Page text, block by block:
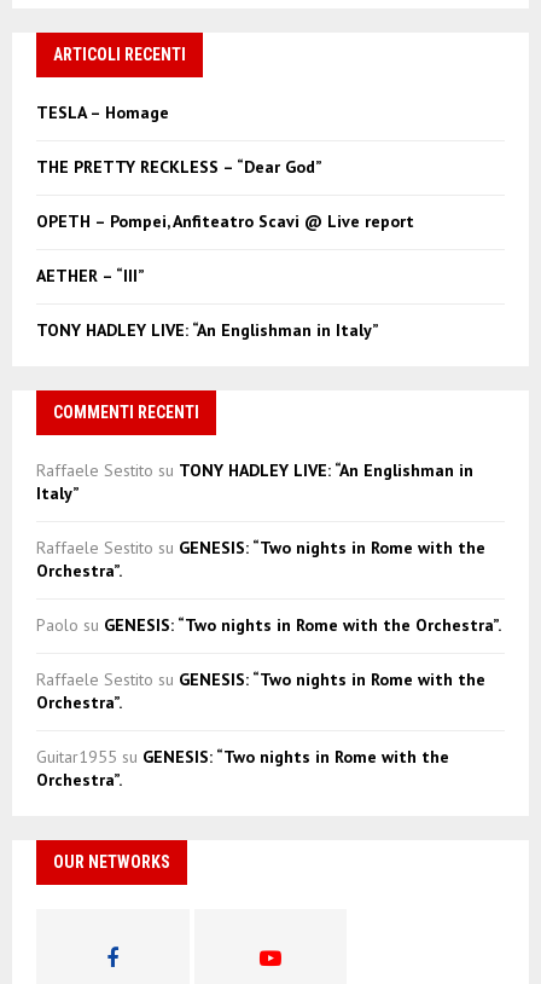
h
o
ARTICOLI RECENTI
TESLA – Homage
THE PRETTY RECKLESS – “Dear God”
OPETH – Pompei, Anfiteatro Scavi @ Live report
AETHER – “III”
TONY HADLEY LIVE: “An Englishman in Italy”
COMMENTI RECENTI
Raffaele Sestito su TONY HADLEY LIVE: “An Englishman in
Italy”
Raffaele Sestito su GENESIS: “Two nights in Rome with the
Orchestra”.
Paolo su GENESIS: “Two nights in Rome with the Orchestra”.
Raffaele Sestito su GENESIS: “Two nights in Rome with the
Orchestra”.
Guitar1955 su GENESIS: “Two nights in Rome with the
Orchestra”.
OUR NETWORKS